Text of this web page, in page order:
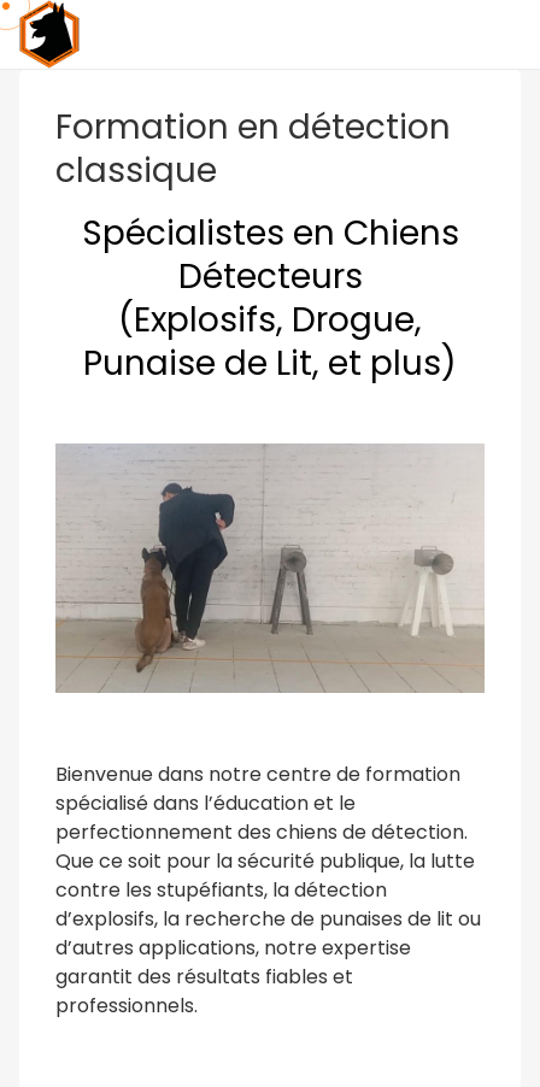
Formation en détection
classique
Spécialistes en Chiens
Détecteurs
(Explosifs, Drogue,
Punaise de Lit, et plus)
Bienvenue dans notre centre de formation
spécialisé dans l’éducation et le
perfectionnement des chiens de détection.
Que ce soit pour la sécurité publique, la lutte
contre les stupéfiants, la détection
d’explosifs, la recherche de punaises de lit ou
d’autres applications, notre expertise
garantit des résultats fiables et
professionnels.